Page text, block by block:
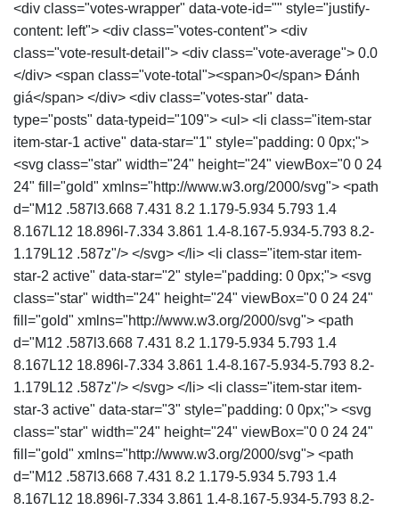
<div class="votes-wrapper" data-vote-id="" style="justify-
content: left"> <div class="votes-content"> <div
class="vote-result-detail"> <div class="vote-average"> 0.0
</div> <span class="vote-total"><span>0</span> Đánh
giá</span> </div> <div class="votes-star" data-
type="posts" data-typeid="109"> <ul> <li class="item-star
item-star-1 active" data-star="1" style="padding: 0 0px;">
<svg class="star" width="24" height="24" viewBox="0 0 24
24" fill="gold" xmlns="http://www.w3.org/2000/svg"> <path
d="M12 .587l3.668 7.431 8.2 1.179-5.934 5.793 1.4
8.167L12 18.896l-7.334 3.861 1.4-8.167-5.934-5.793 8.2-
1.179L12 .587z"/> </svg> </li> <li class="item-star item-
star-2 active" data-star="2" style="padding: 0 0px;"> <svg
class="star" width="24" height="24" viewBox="0 0 24 24"
fill="gold" xmlns="http://www.w3.org/2000/svg"> <path
d="M12 .587l3.668 7.431 8.2 1.179-5.934 5.793 1.4
8.167L12 18.896l-7.334 3.861 1.4-8.167-5.934-5.793 8.2-
1.179L12 .587z"/> </svg> </li> <li class="item-star item-
star-3 active" data-star="3" style="padding: 0 0px;"> <svg
class="star" width="24" height="24" viewBox="0 0 24 24"
fill="gold" xmlns="http://www.w3.org/2000/svg"> <path
d="M12 .587l3.668 7.431 8.2 1.179-5.934 5.793 1.4
8.167L12 18.896l-7.334 3.861 1.4-8.167-5.934-5.793 8.2-